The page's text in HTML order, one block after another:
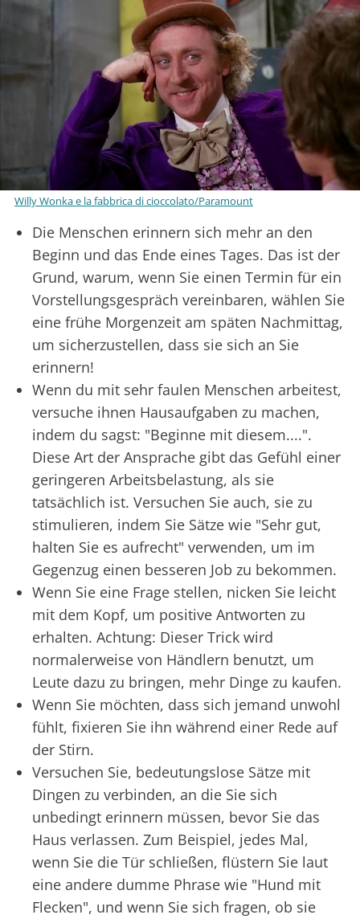
Willy Wonka e la fabbrica di cioccolato/Paramount
Die Menschen erinnern sich mehr an den
Beginn und das Ende eines Tages. Das ist der
Grund, warum, wenn Sie einen Termin für ein
Vorstellungsgespräch vereinbaren, wählen Sie
eine frühe Morgenzeit am späten Nachmittag,
um sicherzustellen, dass sie sich an Sie
erinnern!
Wenn du mit sehr faulen Menschen arbeitest,
versuche ihnen Hausaufgaben zu machen,
indem du sagst: "Beginne mit diesem....".
Diese Art der Ansprache gibt das Gefühl einer
geringeren Arbeitsbelastung, als sie
tatsächlich ist. Versuchen Sie auch, sie zu
stimulieren, indem Sie Sätze wie "Sehr gut,
halten Sie es aufrecht" verwenden, um im
Gegenzug einen besseren Job zu bekommen.
Wenn Sie eine Frage stellen, nicken Sie leicht
mit dem Kopf, um positive Antworten zu
erhalten. Achtung: Dieser Trick wird
normalerweise von Händlern benutzt, um
Leute dazu zu bringen, mehr Dinge zu kaufen.
Wenn Sie möchten, dass sich jemand unwohl
fühlt, fixieren Sie ihn während einer Rede auf
der Stirn.
Versuchen Sie, bedeutungslose Sätze mit
Dingen zu verbinden, an die Sie sich
unbedingt erinnern müssen, bevor Sie das
Haus verlassen. Zum Beispiel, jedes Mal,
wenn Sie die Tür schließen, flüstern Sie laut
eine andere dumme Phrase wie "Hund mit
Flecken", und wenn Sie sich fragen, ob sie